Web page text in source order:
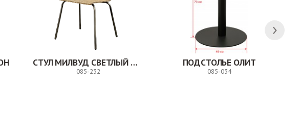
СТУЛ МИЛВУД СВЕТЛЫЙ ШЕЛК
085-232
ПОДСТОЛЬЕ ОЛИТ
085-034